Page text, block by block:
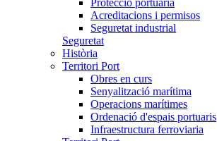
Protecció portuària
Acreditacions i permisos
Seguretat industrial
Seguretat
Història
Territori Port
Obres en curs
Senyalització marítima
Operacions marítimes
Ordenació d'espais portuaris
Infraestructura ferroviaria